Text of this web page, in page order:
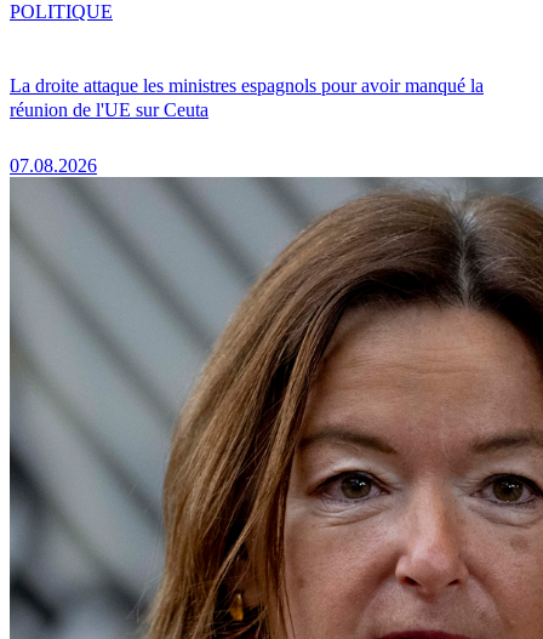
La droite attaque les ministres espagnols pour avoir manqué la
réunion de l'UE sur Ceuta
07.08.2026
POLITIQUE